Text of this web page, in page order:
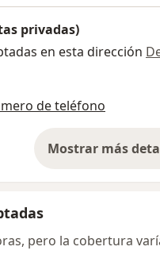
privadas)
en esta dirección
de teléfono
Mostrar mássobre
pero la cobertura